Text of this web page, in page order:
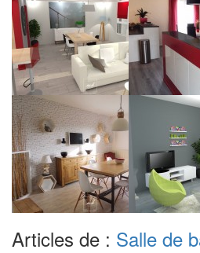
Articles de : Salle de